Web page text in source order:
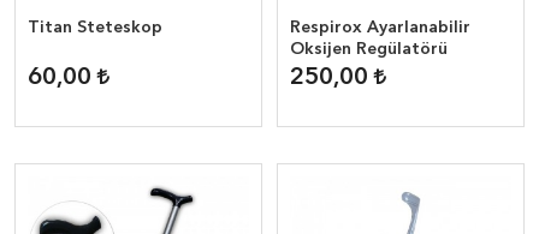
Titan Steteskop
60,00
Respirox Ayarlanabilir
Oksijen Regülatörü
250,00